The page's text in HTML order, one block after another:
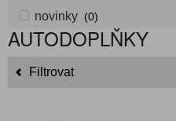
novinky (0)
AUTODOPLŇKY
Filtrovat